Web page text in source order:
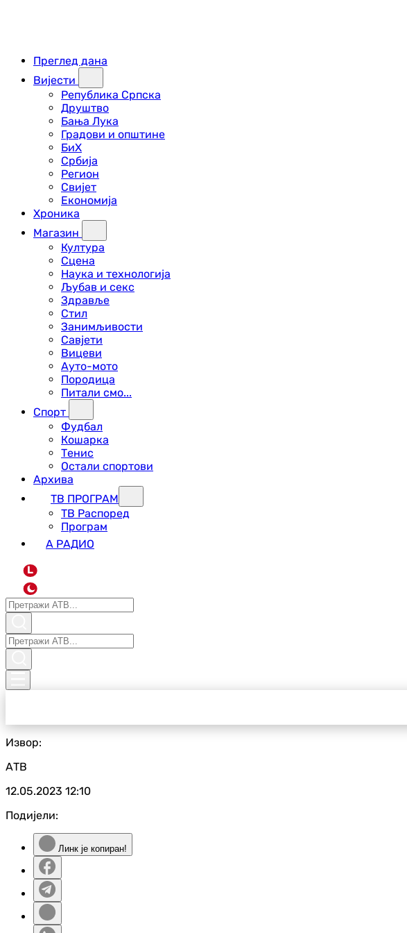
Преглед дана
Вијести
Република Српска
Друштво
Бања Лука
Градови и општине
БиХ
Србија
Регион
Свијет
Економија
Хроника
Магазин
Култура
Сцена
Наука и технологија
Љубав и секс
Здравље
Стил
Занимљивости
Савјети
Вицеви
Ауто-мото
Породица
Питали смо...
Спорт
Фудбал
Кошарка
Тенис
Остали спортови
Архива
ТВ ПРОГРАМ
ТВ Распоред
Програм
А РАДИО
L
Извор:
АТВ
12.05.2023 12:10
Подијели:
Линк је копиран!